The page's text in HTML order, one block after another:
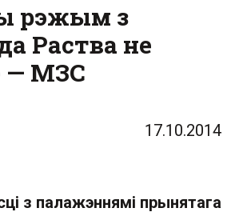
рэжым з
Раства не
— МЗС
17.10.2014
з палажэннямі прынятага